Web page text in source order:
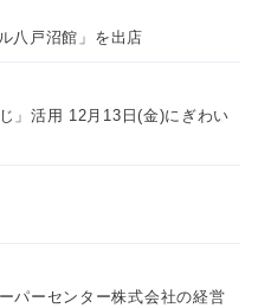
八戸沼館」を出店
」活用 12月13日(金)にぎわい
パーセンター株式会社の経営